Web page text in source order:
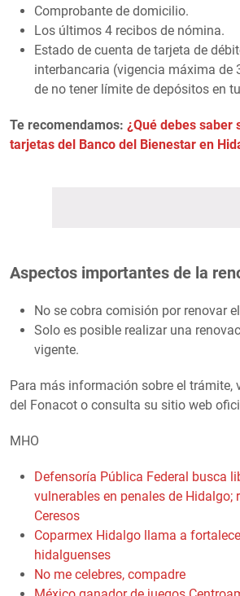
Comprobante de domicilio.
Los últimos 4 recibos de nómina.
Estado de cuenta de tarjeta de
interbancaria (vigencia máxima de
de no tener límite de depósitos en
Te recomendamos: ¿Qué debes saber
tarjetas del Banco del Bienestar en
Aspectos importantes de la
No se cobra comisión por renovar
Solo es posible realizar una
vigente.
Para más información sobre el trámite,
del Fonacot o consulta su sitio web
MHO
Defensoría Pública Federal busca
vulnerables en penales de Hidalgo;
Ceresos
Coparmex Hidalgo llama a
hidalguenses
No me celebres, compadre